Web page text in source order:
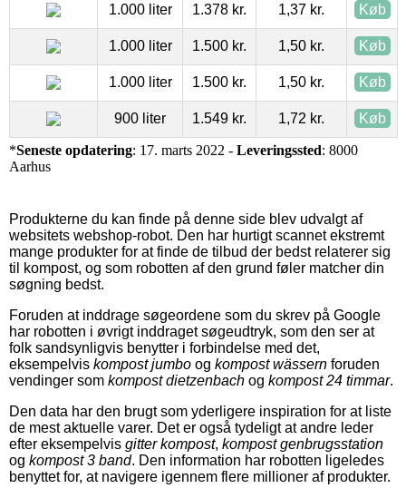
1.000 liter 1.378 kr. 1,37 kr. Køb
1.000 liter 1.500 kr. 1,50 kr. Køb
1.000 liter 1.500 kr. 1,50 kr. Køb
900 liter 1.549 kr. 1,72 kr. Køb
*Seneste opdatering: 17. marts 2022 - Leveringssted: 8000
Aarhus
Produkterne du kan finde på denne side blev udvalgt af
websitets webshop-robot. Den har hurtigt scannet ekstremt
mange produkter for at finde de tilbud der bedst relaterer sig
til kompost, og som robotten af den grund føler matcher din
søgning bedst.
Foruden at inddrage søgeordene som du skrev på Google
har robotten i øvrigt inddraget søgeudtryk, som den ser at
folk sandsynligvis benytter i forbindelse med det,
eksempelvis kompost jumbo og kompost wässern foruden
vendinger som kompost dietzenbach og kompost 24 timmar.
Den data har den brugt som yderligere inspiration for at liste
de mest aktuelle varer. Det er også tydeligt at andre leder
efter eksempelvis gitter kompost, kompost genbrugsstation
og kompost 3 band. Den information har robotten ligeledes
benyttet for, at navigere igennem flere millioner af produkter.